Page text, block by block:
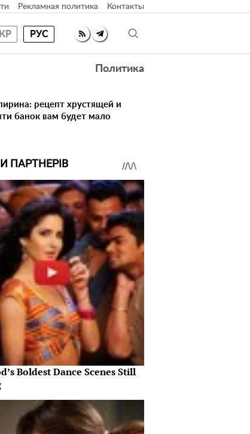
Рекламная политика Контакты
РУС
Политика
рецепт хрустящей и
банок вам будет мало
ПАРТНЕРІВ
Boldest Dance Scenes Still